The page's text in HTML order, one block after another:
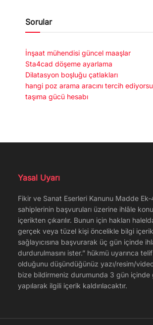
Sorular
İnşaat mühendisi güncel maaşlar
Sta4cad döşeme ayarlama
Dilatasyon boşluğu çatlakları
hangi poz arama aracını tercih
taşıma gücü hesabı
Yasal Uyarı
Fikir ve Sanat Eserleri Kanunu Madde
sahiplerinin başvuruları üzerine ihlâle
içerikten çıkarılır. Bunun için hakları
gerçek veya tüzel kişi öncelikle bilgi içerik
sağlayıcısına başvurarak üç gün içinde
durdurulmasını ister.” hükmü uyarınca
olduğunu düşündüğünüz yazı/resim/
bize bildirmeniz durumunda 3 gün içinde
yapılarak ilgili içerik kaldırılacaktır.